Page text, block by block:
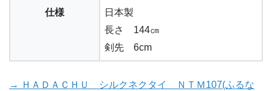
仕様
日本製
長さ 144㎝
剣先 6cm
→ ＨＡＤＡＣＨＵ シルクネクタイ ＮＴＭ107(ふるな